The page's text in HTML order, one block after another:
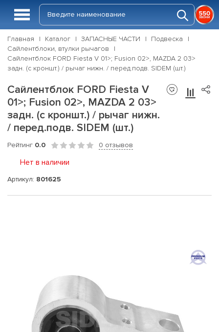
Главная Каталог ЗАПАСНЫЕ ЧАСТИ
Подвеска
Сайлентблоки, втулки рычагов
Сайлентблок FORD Fiesta V 01>; Fusion 02>, MAZDA 2 03>
задн. (с кроншт.) / рычаг нижн. / перед.подв. SIDEM (шт.)
Сайлентблок FORD Fiesta V
01>; Fusion 02>, MAZDA 2 03>
задн. (с кроншт.) / рычаг нижн.
/ перед.подв. SIDEM (шт.)
Рейтинг 0.0 0 отзывов
Нет в наличии
Артикул: 801625